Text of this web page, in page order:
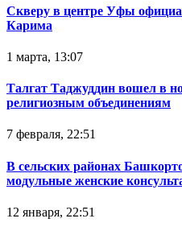
Скверу в центре Уфы
Карима
1 марта, 13:07
Талгат Таджуддин вошел в
религиозным объединениям
7 февраля, 22:51
В сельских районах
модульные женские
12 января, 22:51